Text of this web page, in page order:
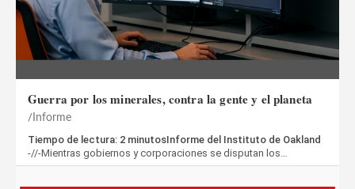
Guerra por los minerales, contra la gente y el planeta
Informe
Tiempo de lectura: 2 minutosInforme del Instituto de Oakland
-//-Mientras gobiernos y corporaciones se disputan los…